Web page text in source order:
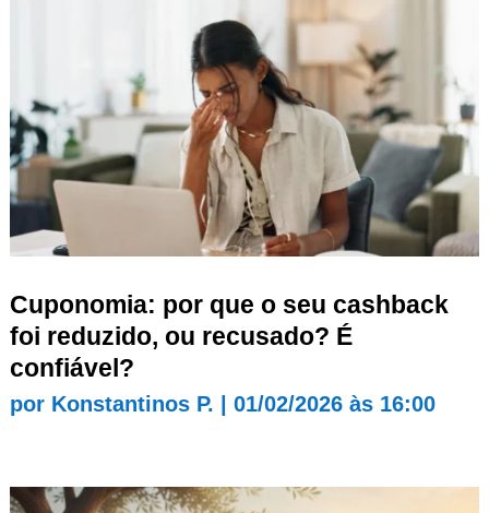
Cuponomia: por que o seu cashback
foi reduzido, ou recusado? É
confiável?
por Konstantinos P. 01/02/2026 às 16:00